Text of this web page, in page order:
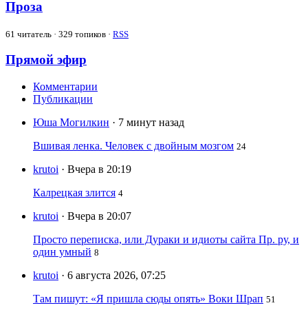
Проза
61 читатель · 329 топиков · RSS
Прямой эфир
Комментарии
Публикации
Юша Могилкин · 7 минут назад
Вшивая ленка. Человек с двойным мозгом 24
krutoi · Вчера в 20:19
Калрецкая злится 4
krutoi · Вчера в 20:07
Просто переписка, или Дураки и идиоты сайта Пр. ру, и
один умный 8
krutoi · 6 августа 2026, 07:25
Там пишут: «Я пришла сюды опять» Воки Шрап 51